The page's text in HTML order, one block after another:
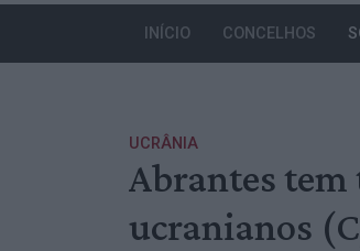
INÍCIO CONCELHOS
UCRÂNIA
Abrantes tem
ucranianos